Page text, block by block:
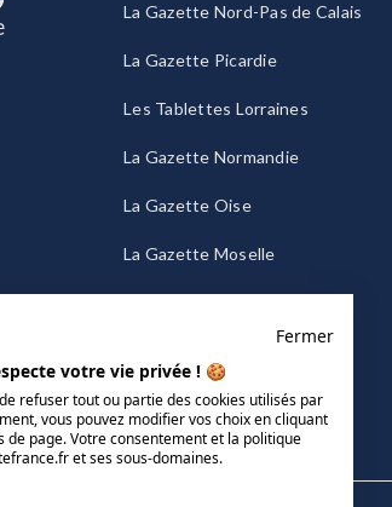
La Gazette Nord-Pas de Calais
La Gazette Picardie
Les Tablettes Lorraines
La Gazette Normandie
La Gazette Oise
La Gazette Moselle
Fermer
votre vie privée ! 🍪
refuser tout ou partie des cookies utilisés par
vous pouvez modifier vos choix en cliquant
de page. Votre consentement et la politique
et ses sous-domaines.